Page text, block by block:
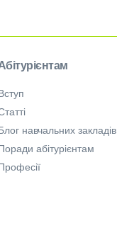
навчальних закладів
абітурієнтам